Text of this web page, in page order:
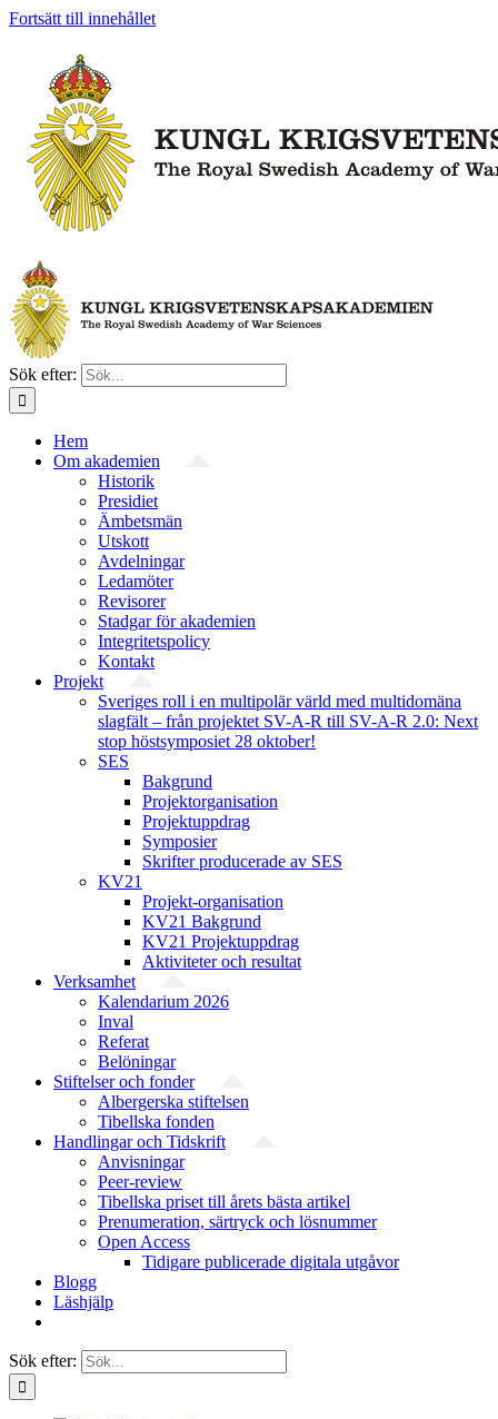
Fortsätt till innehållet
Sök efter:
Hem
Om akademien
Historik
Presidiet
Ämbetsmän
Utskott
Avdelningar
Ledamöter
Revisorer
Stadgar för akademien
Integritetspolicy
Kontakt
Projekt
Sveriges roll i en multipolär värld med multidomäna
slagfält – från projektet SV-A-R till SV-A-R 2.0: Next
stop höstsymposiet 28 oktober!
SES
Bakgrund
Projekt­organisation
Projektuppdrag
Symposier
Skrifter producerade av SES
KV21
Projekt-organisation
KV21 Bakgrund
KV21 Projektuppdrag
Aktiviteter och resultat
Verksamhet
Kalendarium 2026
Inval
Referat
Belöningar
Stiftelser och fonder
Albergerska stiftelsen
Tibellska fonden
Handlingar och Tidskrift
Anvisningar
Peer-review
Tibellska priset till årets bästa artikel
Prenumeration, särtryck och lösnummer
Open Access
Tidigare publicerade digitala utgåvor
Blogg
Läshjälp
Sök efter: